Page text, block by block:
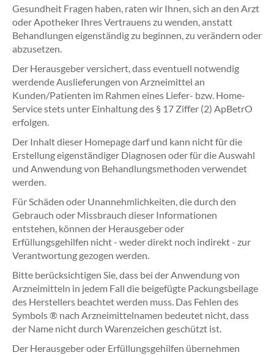
Gesundheit Fragen haben, raten wir Ihnen, sich an den Arzt
oder Apotheker Ihres Vertrauens zu wenden, anstatt
Behandlungen eigenständig zu beginnen, zu verändern oder
abzusetzen.
Der Herausgeber versichert, dass eventuell notwendig
werdende Auslieferungen von Arzneimittel an
Kunden/Patienten im Rahmen eines Liefer- bzw. Home-
Service stets unter Einhaltung des § 17 Ziffer (2) ApBetrO
erfolgen.
Der Inhalt dieser Homepage darf und kann nicht für die
Erstellung eigenständiger Diagnosen oder für die Auswahl
und Anwendung von Behandlungsmethoden verwendet
werden.
Für Schäden oder Unannehmlichkeiten, die durch den
Gebrauch oder Missbrauch dieser Informationen
entstehen, können der Herausgeber oder
Erfüllungsgehilfen nicht - weder direkt noch indirekt - zur
Verantwortung gezogen werden.
Bitte berücksichtigen Sie, dass bei der Anwendung von
Arzneimitteln in jedem Fall die beigefügte Packungsbeilage
des Herstellers beachtet werden muss. Das Fehlen des
Symbols ® nach Arzneimittelnamen bedeutet nicht, dass
der Name nicht durch Warenzeichen geschützt ist.
Der Herausgeber oder Erfüllungsgehilfen übernehmen